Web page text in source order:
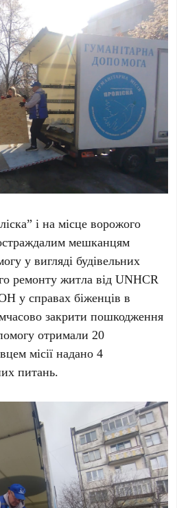
і на місце ворожого
мешканцям
у вигляді будівельних
ремонту житла від UNHCR
у справах біженців в
закрити пошкодження
отримали 20
місії надано 4
питань.